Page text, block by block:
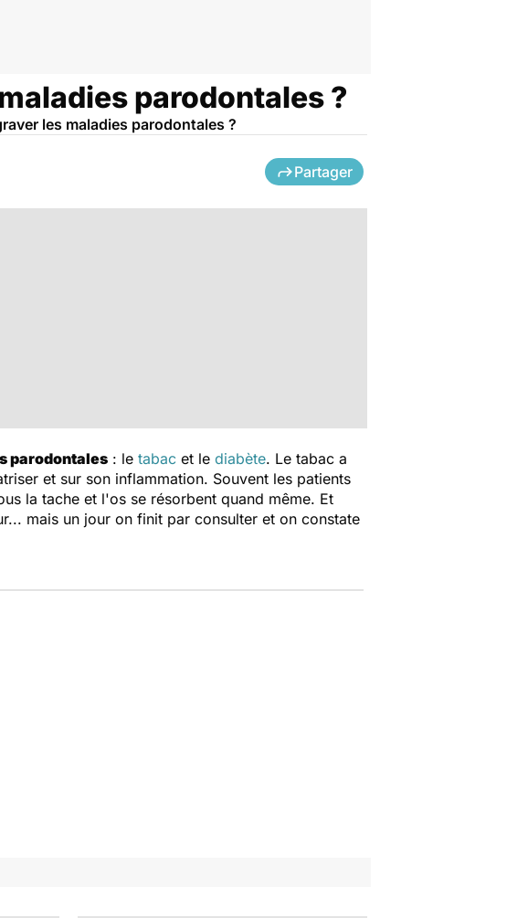
parodontales ?
les maladies parodontales ?
Partager
parodontales : le tabac et le diabète. Le tabac a
et sur son inflammation. Souvent les patients
la tache et l'os se résorbent quand même. Et
mais un jour on finit par consulter et on constate